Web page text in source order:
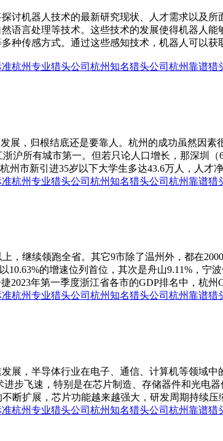
讨机器人技术的最新研究现状、人才需求以及
语言处理等技术。这些技术的发展使得机器人
传感方式。通过这些感知技术，机器人可以获
准杭州专业猎头公司 杭州知名猎头公司 杭州靠谱猎
展，归根结底还是要靠人。杭州的成功虽然因
沪所有城市第一。但若只论人口增长，那深圳（
市新引进35岁以下大学生多达43.6万人，人才净
准杭州专业猎头公司 杭州知名猎头公司 杭州靠谱猎
，继续领跑全省。其它9市除了温州外，都在
的增速位列首位，其次是舟山9.11%，宁
年第一季度浙江省各市的GDP排名中，杭州
准杭州专业猎头公司 杭州知名猎头公司 杭州靠谱猎
展，半导体行业在电子、通信、计算机等领域
步飞速，特别是在芯片制造、存储器件和光电
扩展，芯片功能越来越强大，研发周期持续压
准杭州专业猎头公司 杭州知名猎头公司 杭州靠谱猎